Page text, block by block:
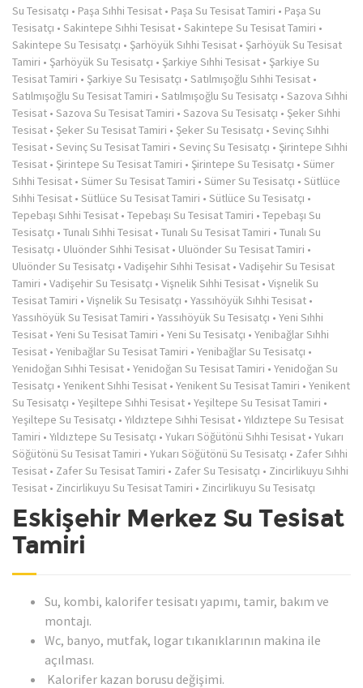
Su Tesisatçı • Paşa Sıhhi Tesisat • Paşa Su Tesisat Tamiri • Paşa Su
Tesisatçı • Sakintepe Sıhhi Tesisat • Sakintepe Su Tesisat Tamiri •
Sakintepe Su Tesisatçı • Şarhöyük Sıhhi Tesisat • Şarhöyük Su Tesisat
Tamiri • Şarhöyük Su Tesisatçı • Şarkiye Sıhhi Tesisat • Şarkiye Su
Tesisat Tamiri • Şarkiye Su Tesisatçı • Satılmışoğlu Sıhhi Tesisat •
Satılmışoğlu Su Tesisat Tamiri • Satılmışoğlu Su Tesisatçı • Sazova Sıhhi
Tesisat • Sazova Su Tesisat Tamiri • Sazova Su Tesisatçı • Şeker Sıhhi
Tesisat • Şeker Su Tesisat Tamiri • Şeker Su Tesisatçı • Sevinç Sıhhi
Tesisat • Sevinç Su Tesisat Tamiri • Sevinç Su Tesisatçı • Şirintepe Sıhhi
Tesisat • Şirintepe Su Tesisat Tamiri • Şirintepe Su Tesisatçı • Sümer
Sıhhi Tesisat • Sümer Su Tesisat Tamiri • Sümer Su Tesisatçı • Sütlüce
Sıhhi Tesisat • Sütlüce Su Tesisat Tamiri • Sütlüce Su Tesisatçı •
Tepebaşı Sıhhi Tesisat • Tepebaşı Su Tesisat Tamiri • Tepebaşı Su
Tesisatçı • Tunalı Sıhhi Tesisat • Tunalı Su Tesisat Tamiri • Tunalı Su
Tesisatçı • Uluönder Sıhhi Tesisat • Uluönder Su Tesisat Tamiri •
Uluönder Su Tesisatçı • Vadişehir Sıhhi Tesisat • Vadişehir Su Tesisat
Tamiri • Vadişehir Su Tesisatçı • Vişnelik Sıhhi Tesisat • Vişnelik Su
Tesisat Tamiri • Vişnelik Su Tesisatçı • Yassıhöyük Sıhhi Tesisat •
Yassıhöyük Su Tesisat Tamiri • Yassıhöyük Su Tesisatçı • Yeni Sıhhi
Tesisat • Yeni Su Tesisat Tamiri • Yeni Su Tesisatçı • Yenibağlar Sıhhi
Tesisat • Yenibağlar Su Tesisat Tamiri • Yenibağlar Su Tesisatçı •
Yenidoğan Sıhhi Tesisat • Yenidoğan Su Tesisat Tamiri • Yenidoğan Su
Tesisatçı • Yenikent Sıhhi Tesisat • Yenikent Su Tesisat Tamiri • Yenikent
Su Tesisatçı • Yeşiltepe Sıhhi Tesisat • Yeşiltepe Su Tesisat Tamiri •
Yeşiltepe Su Tesisatçı • Yıldıztepe Sıhhi Tesisat • Yıldıztepe Su Tesisat
Tamiri • Yıldıztepe Su Tesisatçı • Yukarı Söğütönü Sıhhi Tesisat • Yukarı
Söğütönü Su Tesisat Tamiri • Yukarı Söğütönü Su Tesisatçı • Zafer Sıhhi
Tesisat • Zafer Su Tesisat Tamiri • Zafer Su Tesisatçı • Zincirlikuyu Sıhhi
Tesisat • Zincirlikuyu Su Tesisat Tamiri • Zincirlikuyu Su Tesisatçı
Eskişehir Merkez Su Tesisat
Tamiri
Su, kombi, kalorifer tesisatı yapımı, tamir, bakım ve
montajı.
Wc, banyo, mutfak, logar tıkanıklarının makina ile
açılması.
Kalorifer kazan borusu değişimi.